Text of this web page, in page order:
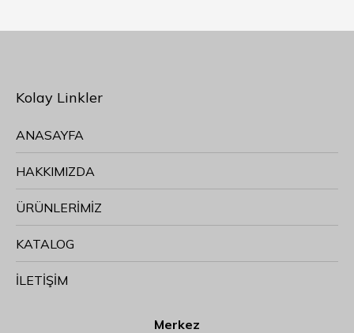
Kolay Linkler
ANASAYFA
HAKKIMIZDA
ÜRÜNLERİMİZ
KATALOG
İLETİŞİM
Merkez